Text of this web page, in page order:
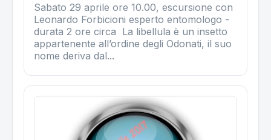
Sabato 29 aprile ore 10.00, escursione con
Leonardo Forbicioni esperto entomologo -
durata 2 ore circa La libellula è un insetto
appartenente all’ordine degli Odonati, il suo
nome deriva dal...